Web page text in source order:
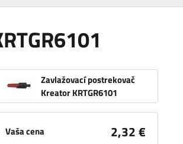
Zavlažovací postrekovač
Kreator KRTGR6101
Vaša cena 2,32 €